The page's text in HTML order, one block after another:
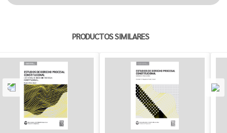
PRODUCTOS SIMILARES